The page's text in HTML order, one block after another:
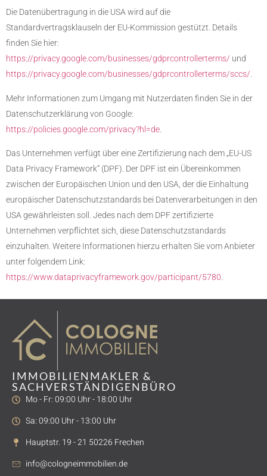
Die Datenübertragung in die USA wird auf die
Standardvertragsklauseln der EU-Kommission gestützt. Details
finden Sie hier:
https://privacy.google.com/businesses/gdprcontrollerterms/ und
https://privacy.google.com/businesses/gdprcontrollerterms/sccs/.
Mehr Informationen zum Umgang mit Nutzerdaten finden Sie in der
Datenschutzerklärung von Google:
https://policies.google.com/privacy?hl=de
Das Unternehmen verfügt über eine Zertifizierung nach dem „EU-US
Data Privacy Framework“ (DPF). Der DPF ist ein Übereinkommen
zwischen der Europäischen Union und den USA, der die Einhaltung
europäischer Datenschutzstandards bei Datenverarbeitungen in den
USA gewährleisten soll. Jedes nach dem DPF zertifizierte
Unternehmen verpflichtet sich, diese Datenschutzstandards
einzuhalten. Weitere Informationen hierzu erhalten Sie vom Anbieter
unter folgendem Link:
https://www.dataprivacyframework.gov/participant/5780
IMMOBILIENMAKLER &
SACHVERSTÄNDIGENBÜRO
Mo - Fr: 09:00 Uhr - 18:00 Uhr
Sa: 09:00 Uhr - 13:00 Uhr
Hauptstr. 19 - 21 50226 Frechen
info@cologneimmobilien.de